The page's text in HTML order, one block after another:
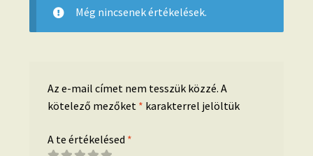
Még nincsenek értékelések.
Az e-mail címet nem tesszük közzé. A
kötelező mezőket * karakterrel jelöltük
A te értékelésed *